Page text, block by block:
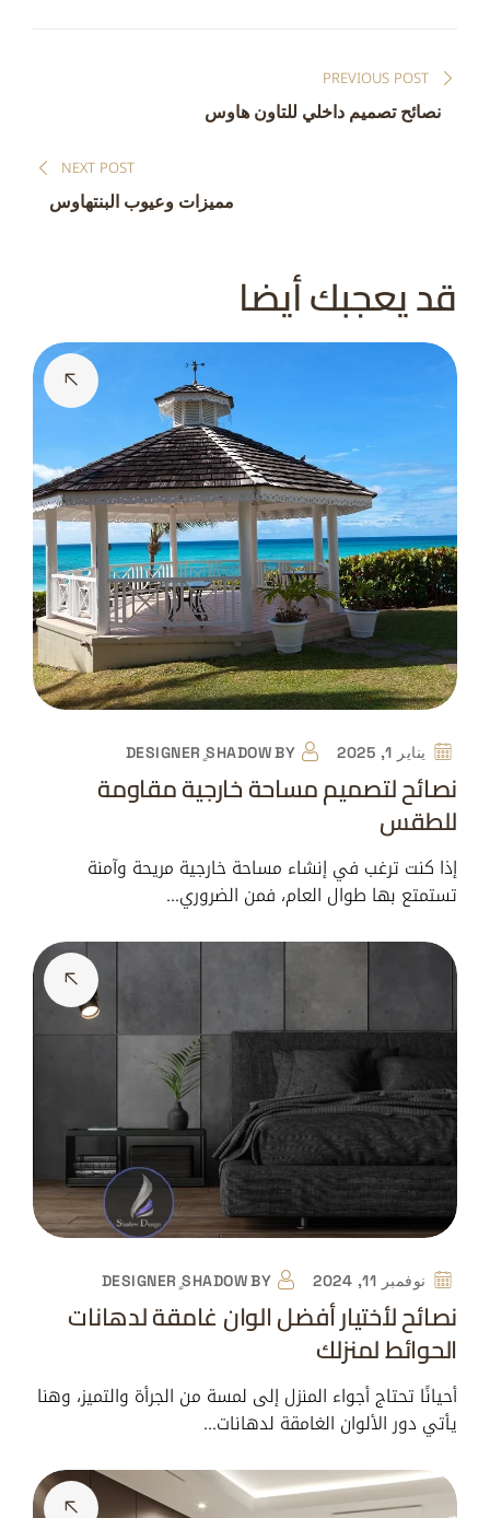
المقالات
PREVIOUS POST
نصائح تصميم داخلي للتاون هاوس
NEXT POST
مميزات وعيوب البنتهاوس
قد يعجبك أيضا
يناير 1, 2025 BYDESIGNER ٍSHADOW
نصائح لتصميم مساحة خارجية مقاومة
للطقس
إذا كنت ترغب في إنشاء مساحة خارجية مريحة وآمنة
تستمتع بها طوال العام، فمن الضروري…
نوفمبر 11, 2024 BYDESIGNER ٍSHADOW
نصائح لأختيار أفضل الوان غامقة لدهانات
الحوائط لمنزلك
أحيانًا تحتاج أجواء المنزل إلى لمسة من الجرأة والتميز، وهنا
يأتي دور الألوان الغامقة لدهانات…